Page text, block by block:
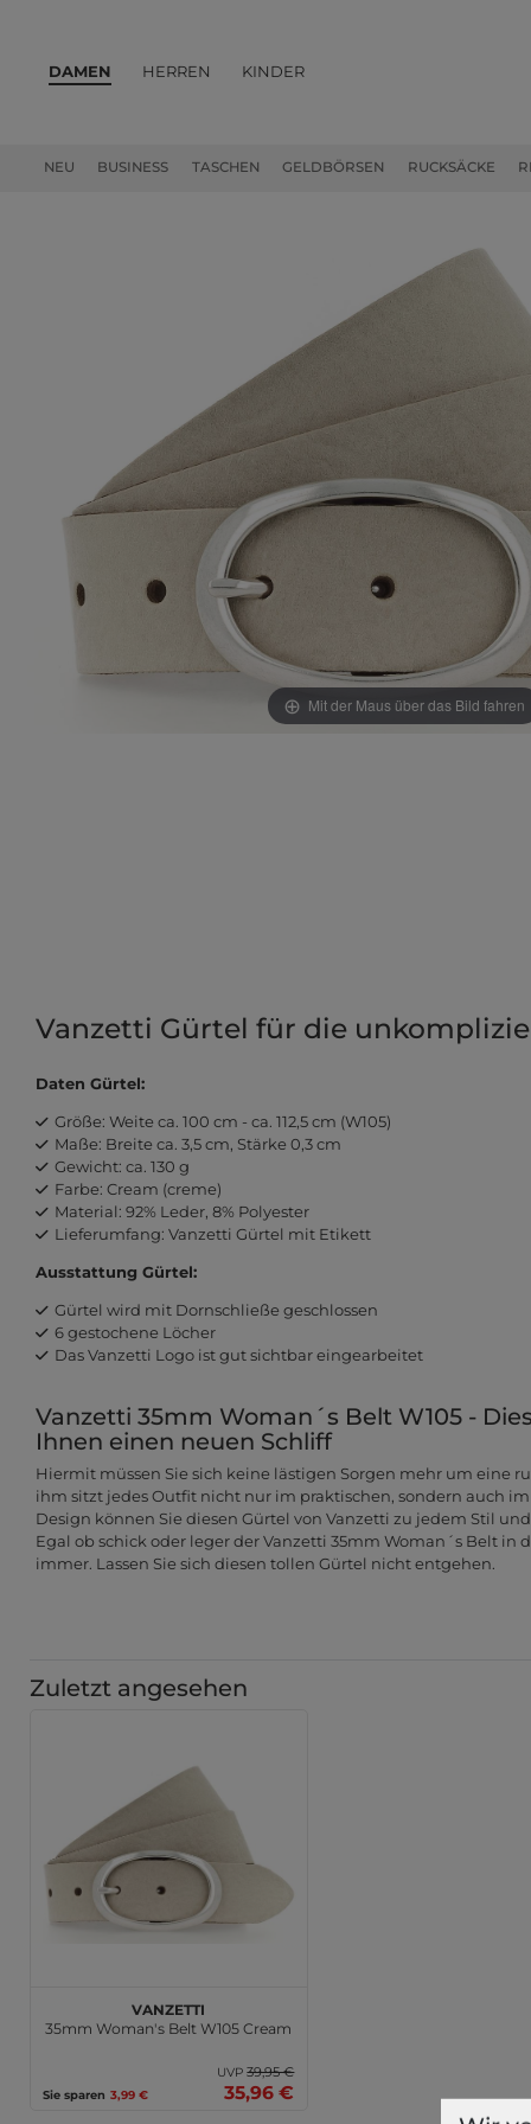
DAMEN
NEU BUSINESS TASCHEN GELDBÖRSEN RUCKSÄCKE
HERREN KINDER
Mit der Maus über das Bild fahren
Vanzetti Gürtel für die
Daten Gürtel:
Größe: Weite ca. 100 cm - ca. 112,5 cm (W105)
Maße: Breite ca. 3,5 cm, Stärke 0,3 cm
Gewicht: ca. 130 g
Farbe: Cream (creme)
Material: 92% Leder, 8% Polyester
Lieferumfang: Vanzetti Gürtel mit Etikett
Ausstattung Gürtel:
Gürtel wird mit Dornschließe geschlossen
6 gestochene Löcher
Das Vanzetti Logo ist gut sichtbar eingearbeitet
Vanzetti 35mm Woman´s Belt W105 -
Ihnen einen neuen Schliff
Hiermit müssen Sie sich keine lästigen Sorgen mehr um eine
ihm sitzt jedes Outfit nicht nur im praktischen, sondern auch
Design können Sie diesen Gürtel von Vanzetti zu jedem Stil
Egal ob schick oder leger der Vanzetti 35mm Woman´s Belt in
immer. Lassen Sie sich diesen tollen Gürtel nicht entgehen.
Zuletzt angesehen
Vanzetti
35mm Woman's Belt W105 Cream
UVP39,95 €
35,96 €
Sie sparen 3,99 €